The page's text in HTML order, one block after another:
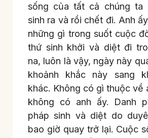
sống của tất cả chúng ta
sinh ra và rồi chết đi. Anh
những gì trong suốt cuộc
thứ sinh khởi và diệt đi
na, luôn là vậy, ngày này
khoảnh khắc này sang
khác. Không có gì thuộc về
không có anh ấy. Danh
pháp sinh và diệt do
bao giờ quay trở lại. Cuộc